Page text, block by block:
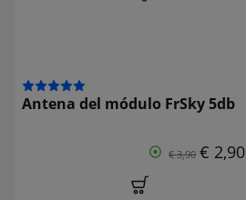
Antena del módulo FrSky 5db
€ 3,90 €